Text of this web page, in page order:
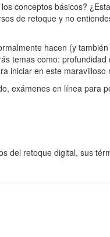
conceptos básicos?
de retoque y no
hacen (y
temas como:
iniciar en este maravilloso
exámenes en línea para
del retoque digital, sus